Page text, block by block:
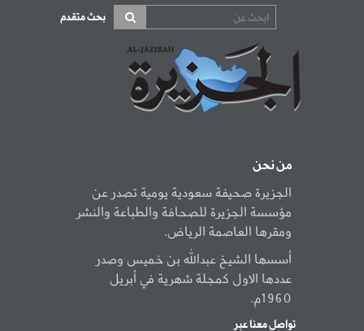
بحث متقدم
من نحن
الجزيرة صحيفة سعودية يومية تصدر عن
مؤسسة الجزيرة للصحافة والطباعة والنشر
ومقرها العاصمة الرياض.
أسسها الشيخ عبدالله بن خميس وصدر
عددها الاول كمجلة شهرية في أبريل
1960م.
تواصل معنا عبر